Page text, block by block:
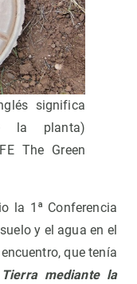
significa
la planta)
The Green
la 1ª Conferencia
y el agua en el
que tenía
mediante la